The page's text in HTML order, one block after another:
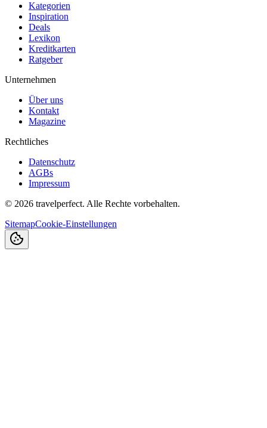
Kategorien
Inspiration
Deals
Lexikon
Kreditkarten
Ratgeber
Unternehmen
Über uns
Kontakt
Magazine
Rechtliches
Datenschutz
AGBs
Impressum
© 2026 travelperfect. Alle Rechte vorbehalten.
SitemapCookie-Einstellungen